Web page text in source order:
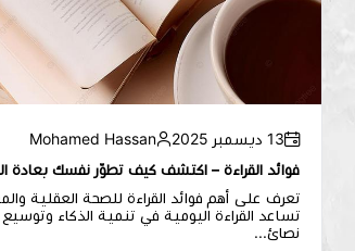
13 ديسمبر 2025
Mohamed Hassan
فوائد القراءة – اكتشف كيف تطوّر نفسك بعادة
تعرف على أهم فوائد القراءة للصحة العقلية
تساعد القراءة اليومية في تنمية الذكاء
نصائ...